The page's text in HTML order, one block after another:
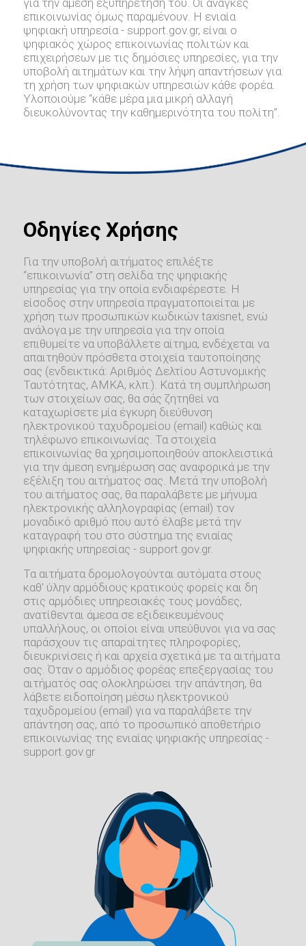
επικοινωνίας όμως παραμένουν. Η ενιαία
ψηφιακή υπηρεσία - support.gov.gr, είναι ο
ψηφιακός χώρος επικοινωνίας πολιτών και
επιχειρήσεων με τις δημόσιες υπηρεσίες, για την
υποβολή αιτημάτων και την λήψη απαντήσεων για
τη χρήση των ψηφιακών υπηρεσιών κάθε φορέα.
Υλοποιούμε “κάθε μέρα μια μικρή αλλαγή
διευκολύνοντας την καθημερινότητα του πολίτη”.
Οδηγίες Χρήσης
Για την υποβολή αιτήματος επιλέξτε
“επικοινωνία” στη σελίδα της ψηφιακής
υπηρεσίας για την οποία ενδιαφέρεστε. Η
είσοδος στην υπηρεσία πραγματοποιείται με
χρήση των προσωπικών κωδικών taxisnet, ενώ
ανάλογα με την υπηρεσία για την οποία
επιθυμείτε να υποβάλλετε αίτημα, ενδέχεται να
απαιτηθούν πρόσθετα στοιχεία ταυτοποίησης
σας (ενδεικτικά: Αριθμός Δελτίου Αστυνομικής
Ταυτότητας, ΑΜΚΑ, κλπ.). Κατά τη συμπλήρωση
των στοιχείων σας, θα σάς ζητηθεί να
καταχωρίσετε μία έγκυρη διεύθυνση
ηλεκτρονικού ταχυδρομείου (email) καθώς και
τηλέφωνο επικοινωνίας. Τα στοιχεία
επικοινωνίας θα χρησιμοποιηθούν αποκλειστικά
για την άμεση ενημέρωση σας αναφορικά με την
εξέλιξη του αιτήματος σας. Μετά την υποβολή
του αιτήματος σας, θα παραλάβετε με μήνυμα
ηλεκτρονικής αλληλογραφίας (email) τον
μοναδικό αριθμό που αυτό έλαβε μετά την
καταγραφή του στο σύστημα της ενιαίας
ψηφιακής υπηρεσίας - support.gov.gr.
Τα αιτήματα δρομολογούνται αυτόματα στους
καθ' ύλην αρμόδιους κρατικούς φορείς και δη
στις αρμόδιες υπηρεσιακές τους μονάδες,
ανατίθενται άμεσα σε εξιδεικευμένους
υπαλλήλους, οι οποίοι είναι υπεύθυνοι για να σας
παράσχουν τις απαραίτητες πληροφορίες,
διευκρινίσεις ή και αρχεία σχετικά με τα αιτήματα
σας. Όταν ο αρμόδιος φορέας επεξεργασίας του
αιτήματός σας ολοκληρώσει την απάντηση, θα
λάβετε ειδοποίηση μέσω ηλεκτρονικού
ταχυδρομείου (email) για να παραλάβετε την
απάντηση σας, από το προσωπικό αποθετήριο
επικοινωνίας της ενιαίας ψηφιακής υπηρεσίας -
support.gov.gr